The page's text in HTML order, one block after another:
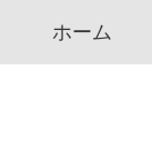
ホーム